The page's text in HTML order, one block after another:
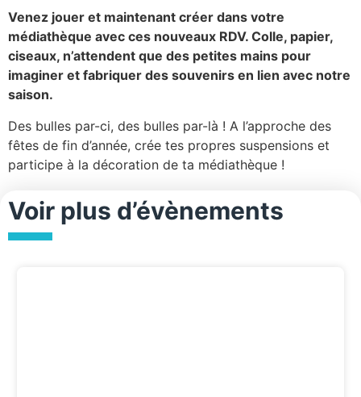
Venez jouer et maintenant créer dans votre
médiathèque avec ces nouveaux RDV. Colle, papier,
ciseaux, n’attendent que des petites mains pour
imaginer et fabriquer des souvenirs en lien avec notre
saison.
Des bulles par-ci, des bulles par-là ! A l’approche des
fêtes de fin d’année, crée tes propres suspensions et
participe à la décoration de ta médiathèque !
Voir plus d’évènements